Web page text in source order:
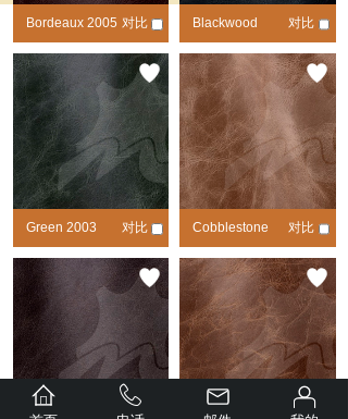
Bordeaux 2005 对比 Blackwood
2007
对比
Green 2003 对比 Cobblestone
2001
对比